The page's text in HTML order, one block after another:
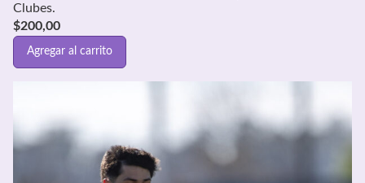
Clubes.
$200,00
Agregar al carrito